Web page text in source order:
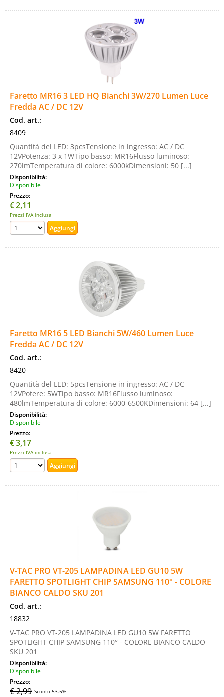
Faretto MR16 3 LED HQ Bianchi 3W/270 Lumen Luce
Fredda AC / DC 12V
Cod. art.:
8409
Quantità del LED: 3pcsTensione in ingresso: AC / DC
12VPotenza: 3 x 1WTipo basso: MR16Flusso luminoso:
270lmTemperatura di colore: 6000kDimensioni: 50 [...]
Disponibilità:
Disponibile
Prezzo:
€2,11
Prezzi IVA inclusa
Faretto MR16 5 LED Bianchi 5W/460 Lumen Luce
Fredda AC / DC 12V
Cod. art.:
8420
Quantità del LED: 5pcsTensione in ingresso: AC / DC
12VPotere: 5WTipo basso: MR16Flusso luminoso:
480lmTemperatura di colore: 6000-6500KDimensioni: 64 [...]
Disponibilità:
Disponibile
Prezzo:
€3,17
Prezzi IVA inclusa
V-TAC PRO VT-205 LAMPADINA LED GU10 5W
FARETTO SPOTLIGHT CHIP SAMSUNG 110° - COLORE
BIANCO CALDO SKU 201
Cod. art.:
18832
V-TAC PRO VT-205 LAMPADINA LED GU10 5W FARETTO
SPOTLIGHT CHIP SAMSUNG 110° - COLORE BIANCO CALDO
SKU 201
Disponibilità:
Disponibile
Prezzo:
€ 2,99 Sconto 53.5%